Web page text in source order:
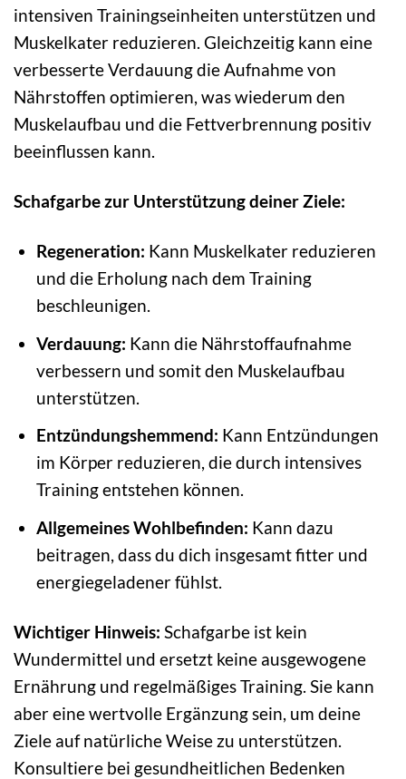
intensiven Trainingseinheiten unterstützen und
Muskelkater reduzieren. Gleichzeitig kann eine
verbesserte Verdauung die Aufnahme von
Nährstoffen optimieren, was wiederum den
Muskelaufbau und die Fettverbrennung positiv
beeinflussen kann.
Schafgarbe zur Unterstützung deiner Ziele:
Regeneration: Kann Muskelkater reduzieren
und die Erholung nach dem Training
beschleunigen.
Verdauung: Kann die Nährstoffaufnahme
verbessern und somit den Muskelaufbau
unterstützen.
Entzündungshemmend: Kann Entzündungen
im Körper reduzieren, die durch intensives
Training entstehen können.
Allgemeines Wohlbefinden: Kann dazu
beitragen, dass du dich insgesamt fitter und
energiegeladener fühlst.
Wichtiger Hinweis: Schafgarbe ist kein
Wundermittel und ersetzt keine ausgewogene
Ernährung und regelmäßiges Training. Sie kann
aber eine wertvolle Ergänzung sein, um deine
Ziele auf natürliche Weise zu unterstützen.
Konsultiere bei gesundheitlichen Bedenken